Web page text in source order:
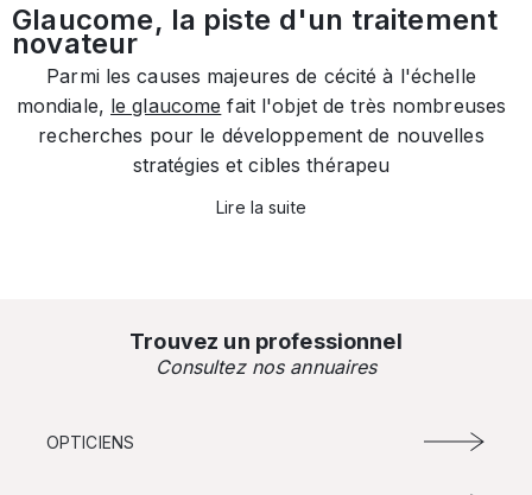
Glaucome, la piste d'un traitement
novateur
Parmi les causes majeures de cécité à l'échelle
mondiale, le glaucome fait l'objet de très nombreuses
recherches pour le développement de nouvelles
stratégies et cibles thérapeu
Lire la suite
Trouvez un professionnel
Consultez nos annuaires
OPTICIENS